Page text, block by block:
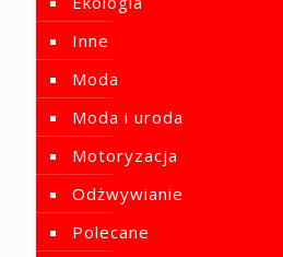
Inne
Moda
Moda i uroda
Motoryzacja
Odżwywianie
Polecane